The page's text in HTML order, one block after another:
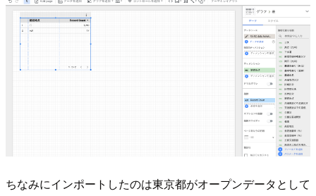
ちなみにインポートしたのは東京都がオープンデータとして